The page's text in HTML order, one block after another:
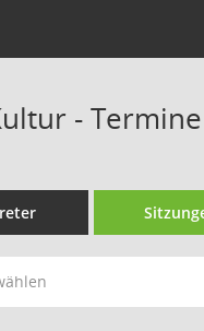
-